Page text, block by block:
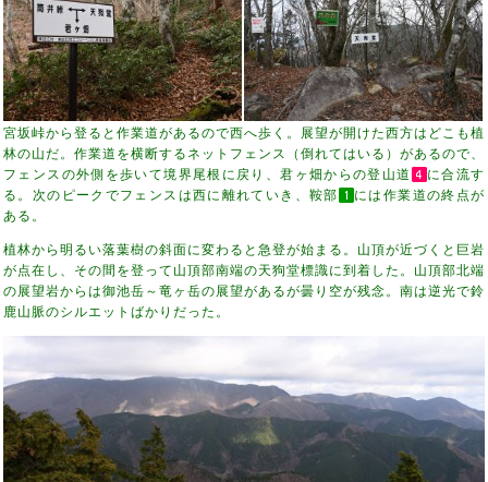
宮坂峠から登ると作業道があるので西へ歩く。展望が開けた西方はどこも植
林の山だ。作業道を横断するネットフェンス（倒れてはいる）があるので、
フェンスの外側を歩いて境界尾根に戻り、君ヶ畑からの登山道
に合流す
る。次のピークでフェンスは西に離れていき、鞍部
には作業道の終点が
ある。
植林から明るい落葉樹の斜面に変わると急登が始まる。山頂が近づくと巨岩
が点在し、その間を登って山頂部南端の天狗堂標識に到着した。山頂部北端
の展望岩からは御池岳～竜ヶ岳の展望があるが曇り空が残念。南は逆光で鈴
鹿山脈のシルエットばかりだった。